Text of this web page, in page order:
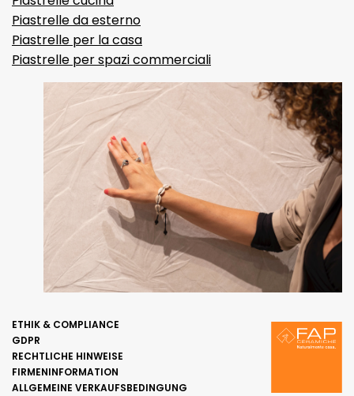
Piastrelle da esterno
Piastrelle per la casa
Piastrelle per spazi commerciali
ETHIK & COMPLIANCE
GDPR
RECHTLICHE HINWEISE
FIRMENINFORMATION
ALLGEMEINE VERKAUFSBEDINGUNG